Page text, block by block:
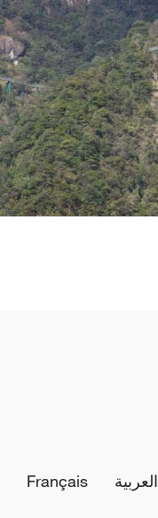
Français العربية